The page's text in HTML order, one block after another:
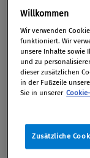
VonRedaktion
Die Klägerin
Februar bis
Beklagten eine
ohne jedoch
Willkommen
Wir verwenden
funktioniert. Wir
unsere Inhalte sowie
und zu
dieser zusätzlichen
in der Fußzeile
Sie in unserer
Zusätzliche